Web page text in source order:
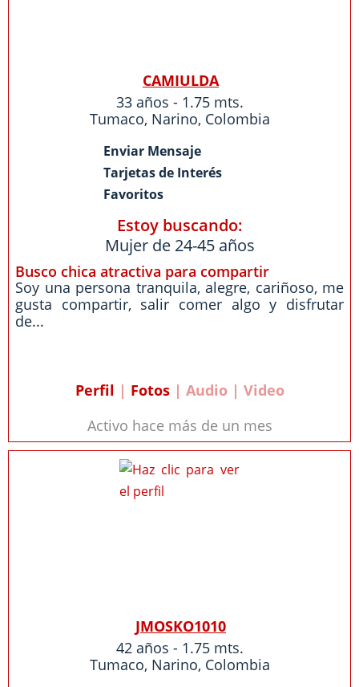
CAMIULDA
33 años - 1.75 mts.
Tumaco, Narino, Colombia
Enviar Mensaje
Tarjetas de Interés
Favoritos
Estoy buscando:
Mujer de 24-45 años
Busco chica atractiva para compartir
Soy una persona tranquila, alegre, cariñoso, me
gusta compartir, salir comer algo y disfrutar
de...
Perfil | Fotos| Audio | Video
Activo hace más de un mes
JMOSKO1010
42 años - 1.75 mts.
Tumaco, Narino, Colombia